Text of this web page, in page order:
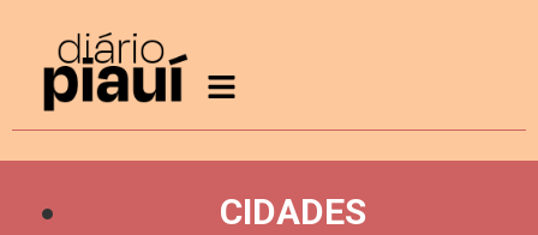
CIDADES